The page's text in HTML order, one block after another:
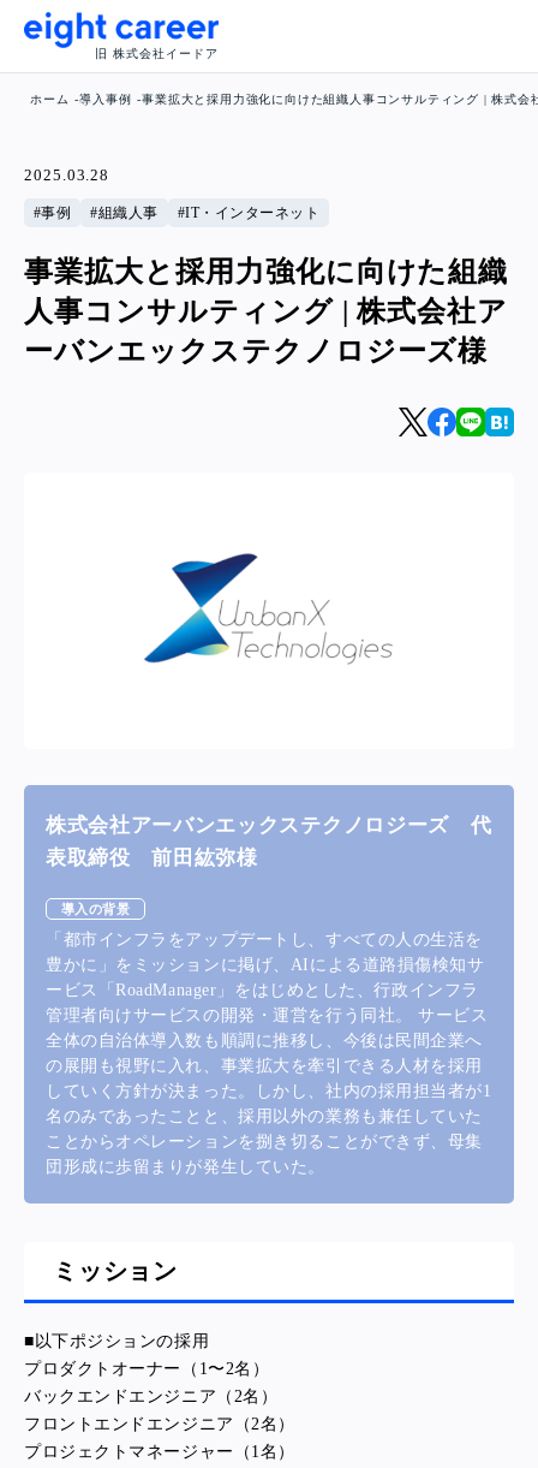
旧 株式会社イードア
ホーム 導入事例 事業拡大と採用力強化に向けた組織人事コンサルティング | 株式会
2025.03.28
事例 組織人事 IT・インターネット
事業拡大と採用力強化に向けた組織
人事コンサルティング | 株式会社ア
ーバンエックステクノロジーズ様
株式会社アーバンエックステクノロジーズ 代
表取締役 前田紘弥様
導入の背景
「都市インフラをアップデートし、すべての人の生活を
豊かに」をミッションに掲げ、AIによる道路損傷検知サ
ービス「RoadManager」をはじめとした、行政インフラ
管理者向けサービスの開発・運営を行う同社。 サービス
全体の自治体導入数も順調に推移し、今後は民間企業へ
の展開も視野に入れ、事業拡大を牽引できる人材を採用
していく方針が決まった。しかし、社内の採用担当者が1
名のみであったことと、採用以外の業務も兼任していた
ことからオペレーションを捌き切ることができず、母集
団形成に歩留まりが発生していた。
ミッション
■以下ポジションの採用
プロダクトオーナー（1〜2名）
バックエンドエンジニア（2名）
フロントエンドエンジニア（2名）
プロジェクトマネージャー（1名）